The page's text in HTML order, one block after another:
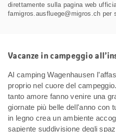
direttamente sulla pagina web
famigros.ausfluege@migros.ch per
Vacanze in campeggio
Al camping Wagenhausen
proprio nel cuore del
tanto amore fanno venire una
giornate più belle dell'anno con
in legno crea un ambiente
sapiente suddivisione degli